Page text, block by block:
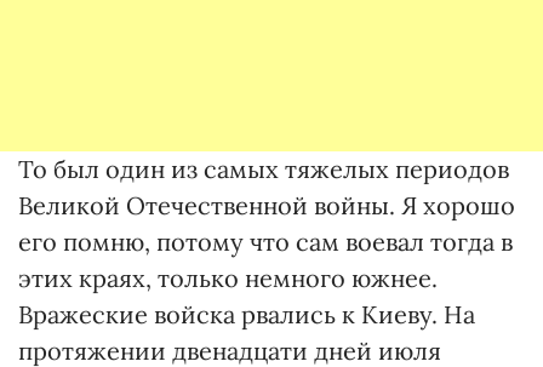
То был один из самых тяжелых периодов
Великой Отечественной войны. Я хорошо
его помню, потому что сам воевал тогда в
этих краях, только немного южнее.
Вражеские войска рвались к Киеву. На
протяжении двенадцати дней июля